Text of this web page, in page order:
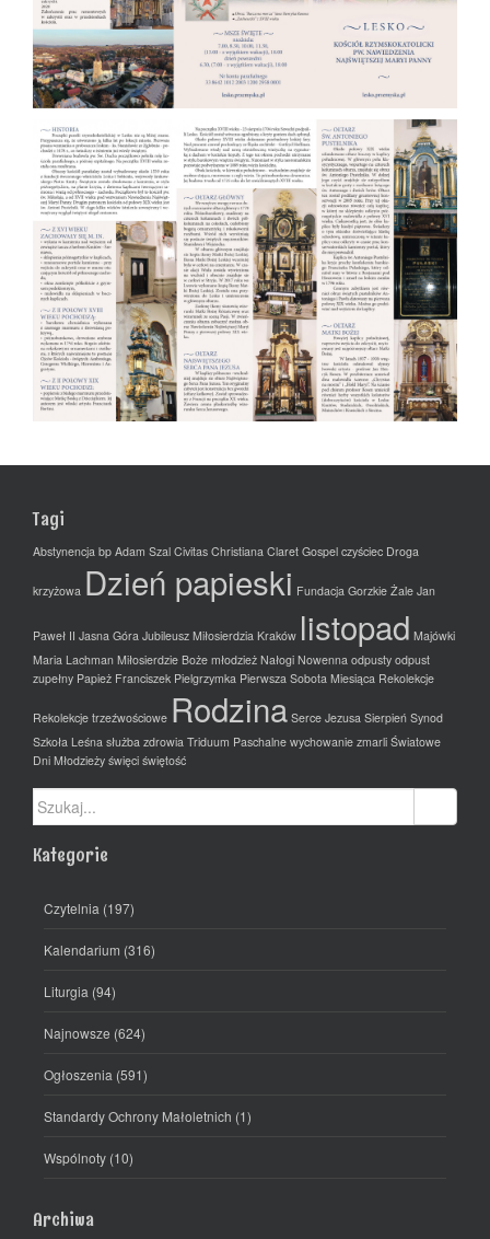
Tagi
Abstynencja bp Adam Szal Civitas Christiana Claret Gospel czyściec Droga
krzyżowa Dzień papieski Fundacja Gorzkie Żale Jan
Paweł II Jasna Góra Jubileusz Miłosierdzia Kraków listopad Majówki
Maria Lachman Miłosierdzie Boże młodzież Nałogi Nowenna odpusty odpust
zupełny Papież Franciszek Pielgrzymka Pierwsza Sobota Miesiąca Rekolekcje
Rekolekcje trzeźwościowe Rodzina Serce Jezusa Sierpień Synod
Szkoła Leśna służba zdrowia Triduum Paschalne wychowanie zmarli Światowe
Dni Młodzieży święci świętość
Szukaj:
Kategorie
Czytelnia (197)
Kalendarium (316)
Liturgia (94)
Najnowsze (624)
Ogłoszenia (591)
Standardy Ochrony Małoletnich (1)
Wspólnoty (10)
Archiwa